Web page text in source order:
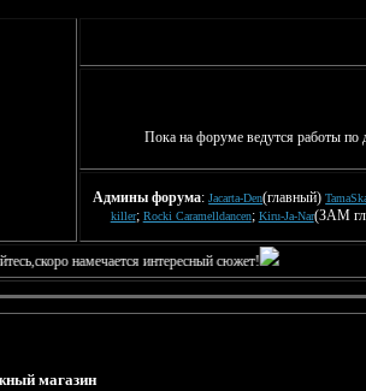
Пока на форуме ведутся работы
Админы форума:Jacarta-Den(главный)
killer; Rocki Caramelldancen; Kiru-Ja-Nar(ЗАМ
намечается интересный сюжет!
магазин